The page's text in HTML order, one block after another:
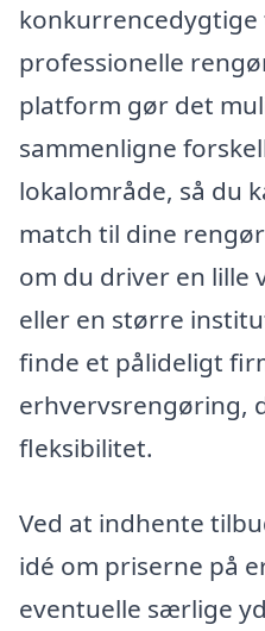
professionelle
platform gør det
sammenligne
lokalområde, så du
match til dine
om du driver en lille
eller en større
finde et pålideligt
erhvervsrengøring,
fleksibilitet.
Ved at indhente
idé om priserne på
eventuelle særlige